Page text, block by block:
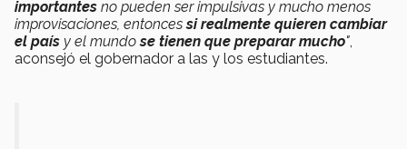
importantes no pueden ser impulsivas y mucho menos
improvisaciones, entoncessi realmente quieren cambiar
el país y el mundose tienen que preparar mucho",
aconsejó el gobernador a las y los estudiantes.